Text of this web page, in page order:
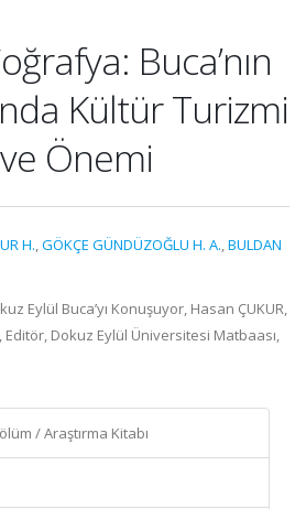
Buca’nın
Kültür Turizmi
Önemi
H.,GÖKÇE GÜNDÜZOĞLU H. A.,BULDAN
Eylül Buca’yı Konuşuyor, Hasan ÇUKUR,
Editör, Dokuz Eylül Üniversitesi Matbaası,
/ Araştırma Kitabı